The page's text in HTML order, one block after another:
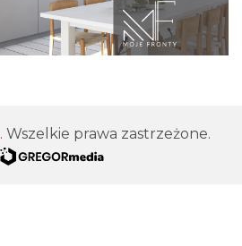
. Wszelkie prawa zastrzeżone.